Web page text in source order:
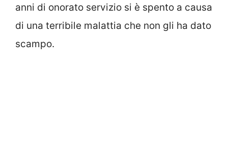
anni di onorato servizio si è spento a causa
di una terribile malattia che non gli ha dato
scampo.